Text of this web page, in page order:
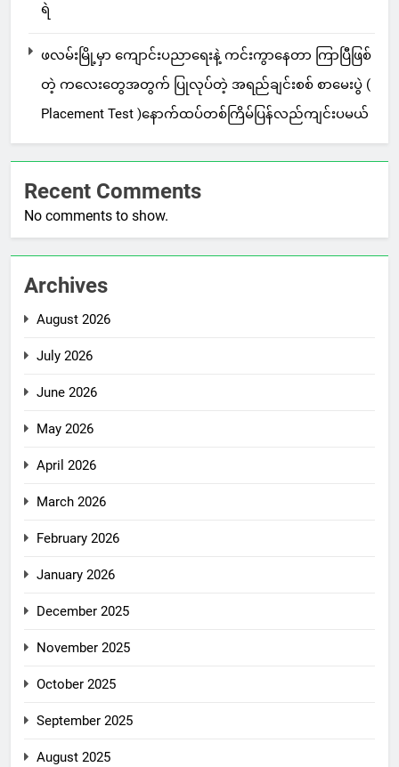
ရဲ
ဖလမ်းမြို့မှာ ကျောင်းပညာရေးနဲ့ ကင်းကွာနေတာ ကြာပြီဖြစ်
တဲ့ ကလေးတွေအတွက် ပြုလုပ်တဲ့ အရည်ချင်းစစ် စာမေးပွဲ (
Placement Test )နောက်ထပ်တစ်ကြိမ်ပြန်လည်ကျင်းပမယ်
Recent Comments
No comments to show.
Archives
August 2026
July 2026
June 2026
May 2026
April 2026
March 2026
February 2026
January 2026
December 2025
November 2025
October 2025
September 2025
August 2025